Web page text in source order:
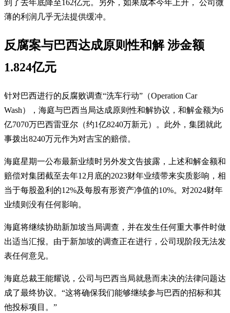
到了去年底降至162亿元。另外，如果成本今年上升， 公司微
薄的利润几乎无法提供缓冲。
反腐案与巴西达成原则性和解 涉金额
1.824亿元
针对巴西进行的反腐败调查“洗车行动”（Operation Car
Wash），海庭与巴西当局达成原则性和解协议，和解金额为6
亿7070万巴西雷亚尔（约1亿8240万新元）。此外，集团就此
事拨出8240万元作为对吉宝的赔偿。
海庭星期一公布最新业绩时另外发文告披露，上述和解金额和
赔偿对集团截至去年12月底的2023财年业绩带来实质影响，相
当于每股盈利的12%及每股有形资产净值的10%。对2024财年
业绩则没有任何影响。
海庭将继续协助新加坡当局调查，并在发生任何重大事件时做
出适当汇报。由于新加坡的调查正在进行，公司现阶段无法发
表任何意见。
海庭总裁王能耀说，公司与巴西当局就悬而未决的法律问题达
成了最终协议。“这将确保我们能够继续参与巴西的招标和其
他投标项目。”